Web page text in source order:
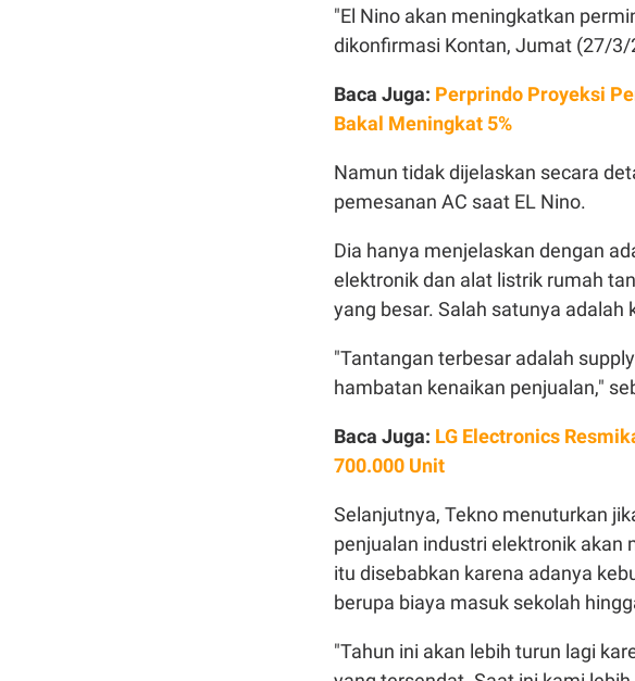
"El Nino akan meningkatkan
dikonfirmasi Kontan, Jumat (27/3/
Baca Juga: Perprindo Proyeksi
Bakal Meningkat 5%
Namun tidak dijelaskan secara
pemesanan AC saat EL Nino.
Dia hanya menjelaskan dengan
elektronik dan alat listrik rumah
yang besar. Salah satunya adalah
"Tantangan terbesar adalah
hambatan kenaikan penjualan,"
Baca Juga: LG Electronics
700.000 Unit
Selanjutnya, Tekno menuturkan
penjualan industri elektronik akan
itu disebabkan karena adanya
berupa biaya masuk sekolah
"Tahun ini akan lebih turun lagi